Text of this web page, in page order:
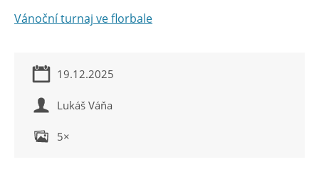
Vánoční turnaj ve florbale
19.12.2025
Lukáš Váňa
5×